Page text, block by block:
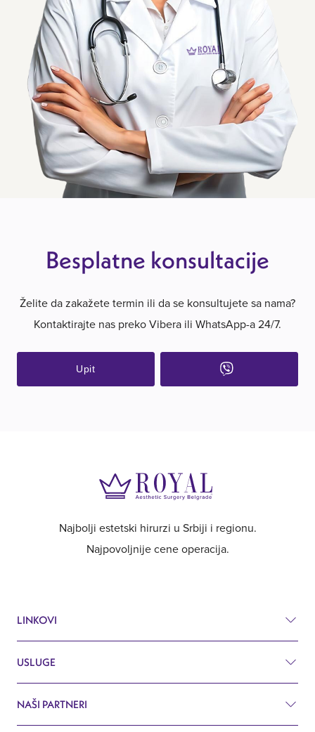
Besplatne konsultacije
Želite da zakažete termin ili da se konsultujete sa nama?
Kontaktirajte nas preko Vibera ili WhatsApp-a 24/7.
Upit
Najbolji estetski hirurzi u Srbiji i regionu.
Najpovoljnije cene operacija.
LINKOVI
Cenovnik
Pre i posle
Pitanja i odgovori
USLUGE
Estetska hirurgija
NAŠI PARTNERI